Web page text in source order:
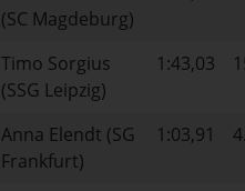
(SC Magdeburg)
Timo Sorgius
(SSG Leipzig)
1:43,03
Anna Elendt (SG
Frankfurt)
1:03,91